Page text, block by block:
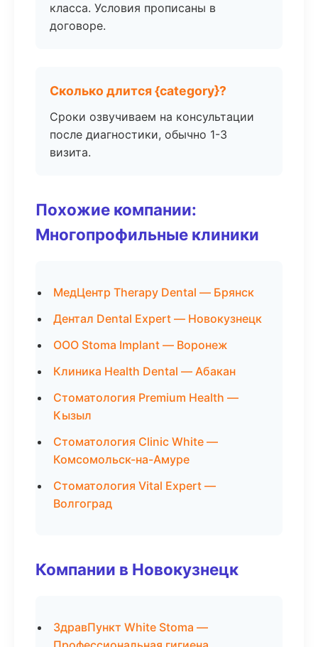
класса. Условия прописаны в
договоре.
Сколько длится {category}?
Сроки озвучиваем на консультации
после диагностики, обычно 1-3
визита.
Похожие компании:
Многопрофильные клиники
МедЦентр Therapy Dental — Брянск
Дентал Dental Expert — Новокузнецк
ООО Stoma Implant — Воронеж
Клиника Health Dental — Абакан
Стоматология Premium Health —
Кызыл
Стоматология Clinic White —
Комсомольск-на-Амуре
Стоматология Vital Expert —
Волгоград
Компании в Новокузнецк
ЗдравПункт White Stoma —